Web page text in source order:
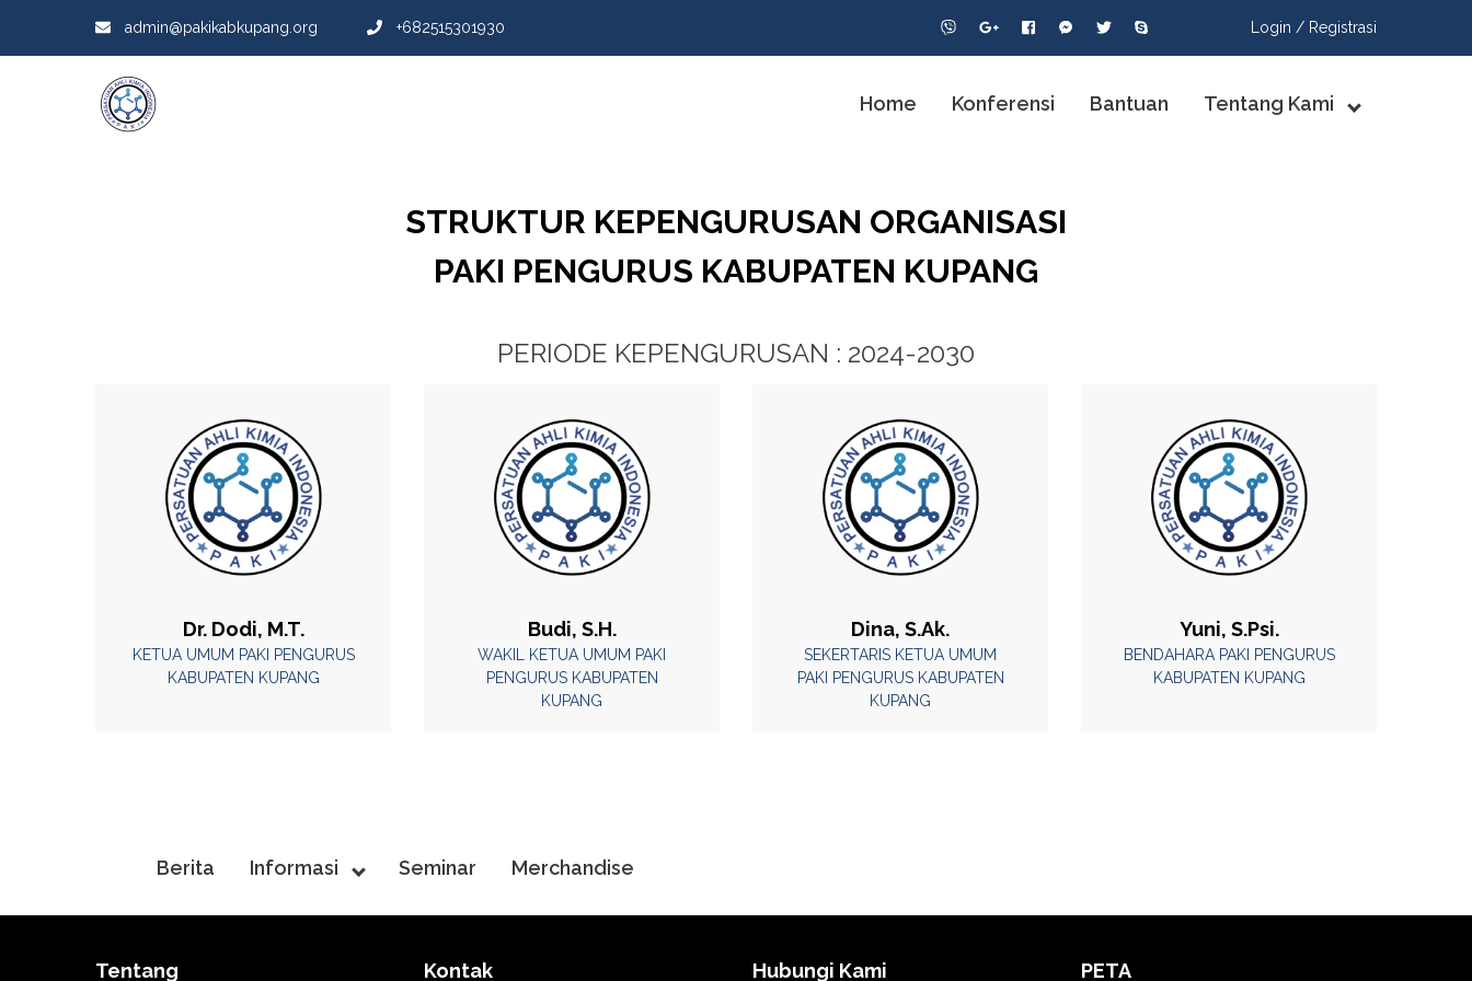
admin@pakikabkupang.org +682515301930 Login / Registrasi
Home Konferensi Bantuan Tentang Kami
STRUKTUR KEPENGURUSAN ORGANISASI
PAKI PENGURUS KABUPATEN KUPANG
PERIODE KEPENGURUSAN : 2024-2030
Dr. Dodi, M.T.
KETUA UMUM PAKI PENGURUS
KABUPATEN KUPANG
Budi, S.H.
WAKIL KETUA UMUM PAKI
PENGURUS KABUPATEN
KUPANG
Dina, S.Ak.
SEKERTARIS KETUA UMUM
PAKI PENGURUS KABUPATEN
KUPANG
Yuni, S.Psi.
BENDAHARA PAKI PENGURUS
KABUPATEN KUPANG
Berita Informasi Seminar Merchandise
Tentang Kontak Hubungi Kami PETA